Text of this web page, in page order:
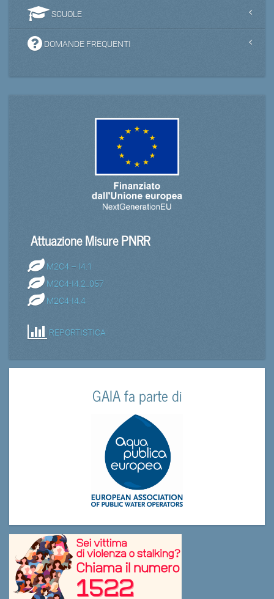
SCUOLE
DOMANDE FREQUENTI
Attuazione Misure PNRR
M2C4 – I4.1
M2C4-I4.2_057
M2C4-I4.4
REPORTISTICA
GAIA fa parte di